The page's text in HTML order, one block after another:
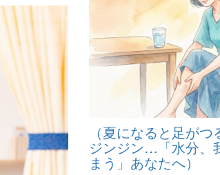
（夏になると足が
ジンジン…「水分、
まう」あなたへ）